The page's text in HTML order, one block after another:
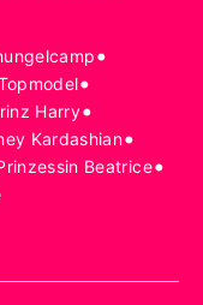
•
•
Harry•
Kardashian•
Beatrice•